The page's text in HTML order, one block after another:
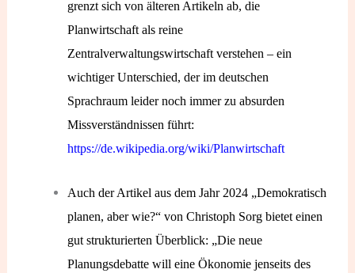
grenzt sich von älteren Artikeln ab, die
Planwirtschaft als reine
Zentralverwaltungswirtschaft verstehen – ein
wichtiger Unterschied, der im deutschen
Sprachraum leider noch immer zu absurden
Missverständnissen führt:
https://de.wikipedia.org/wiki/Planwirtschaft
Auch der Artikel aus dem Jahr 2024 „Demokratisch
planen, aber wie?“ von Christoph Sorg bietet einen
gut strukturierten Überblick: „Die neue
Planungsdebatte will eine Ökonomie jenseits des